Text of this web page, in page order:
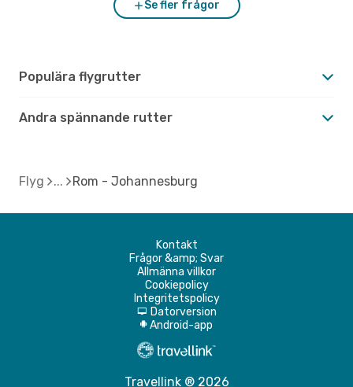
Se fler frågor
Populära flygrutter
Andra spännande rutter
Flyg Rom - Johannesburg
Kontakt
Frågor &amp; Svar
Allmänna villkor
Cookiepolicy
Integritetspolicy
d Datorversion
A Android-app
Travellink ® 2026